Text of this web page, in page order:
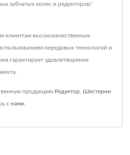
зубчатых колес и редукторов/
клиентам высококачественные
передовых технологий и
гарантирует удовлетворение
продукцию Редуктор Шестерни
с нами